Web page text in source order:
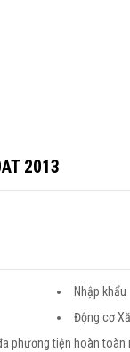
2013
Nhập khẩu
Động cơ
phương tiện hoàn toàn